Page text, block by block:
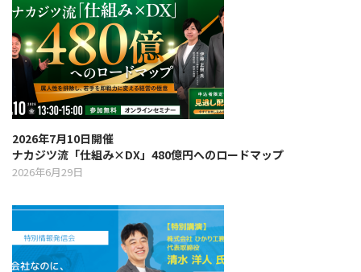
n
2026年7月10日開催
ナカジツ流「仕組み×DX」480億円へのロードマップ
2026年6月29日